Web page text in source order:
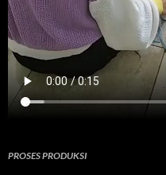
PROSES PRODUKSI